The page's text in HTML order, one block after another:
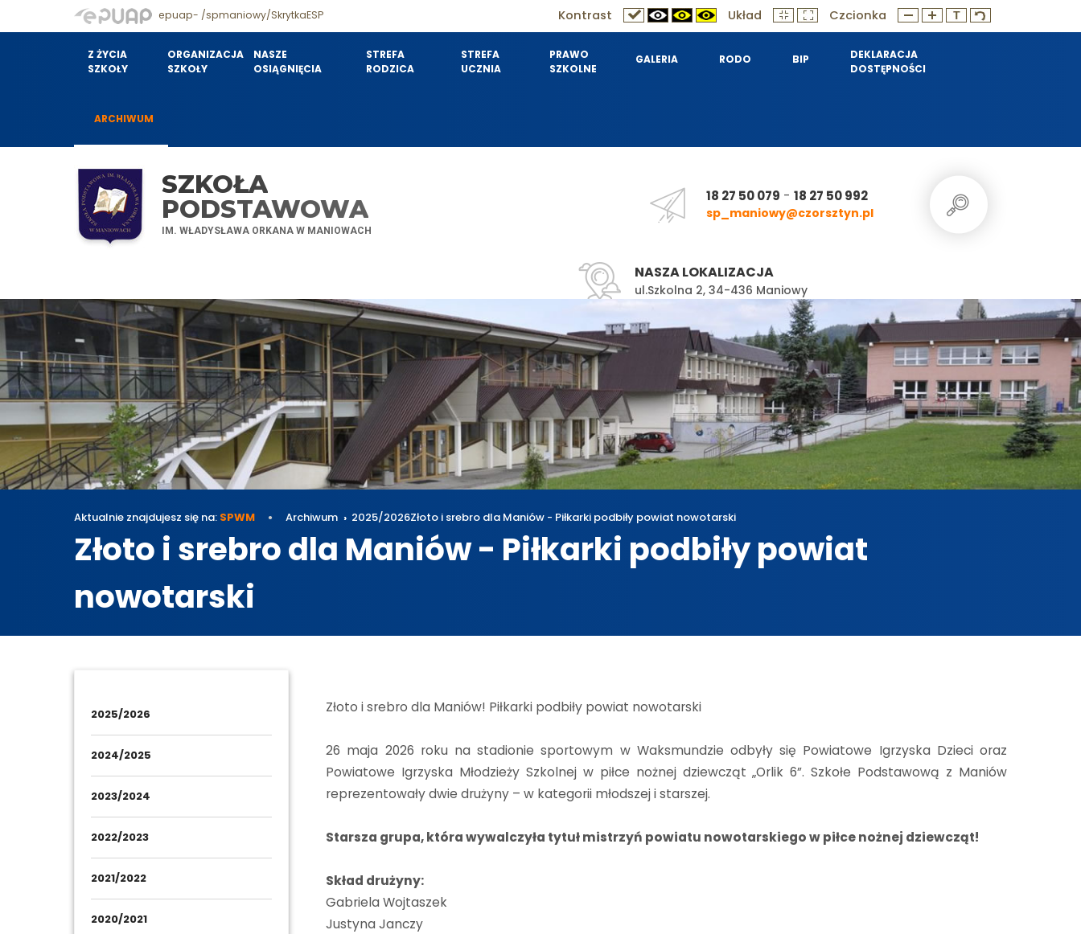
epuap- /spmaniowy/SkrytkaESP Kontrast Układ Czcionka
Z ŻYCIA
SZKOŁY
ORGANIZACJA
SZKOŁY
NASZE
OSIĄGNIĘCIA
STREFA
RODZICA
STREFA
UCZNIA
PRAWO
SZKOLNE
GALERIA RODO BIP
DEKLARACJA
DOSTĘPNOŚCI
ARCHIWUM
SZKOŁA
PODSTAWOWA
IM. WŁADYSŁAWA ORKANA W MANIOWACH
18 27 50 079 - 18 27 50 992
sp_maniowy@czorsztyn.pl
NASZA LOKALIZACJA
ul.Szkolna 2, 34-436 Maniowy
Aktualnie znajdujesz się na: SPWM Archiwum 2025/2026Złoto i srebro dla Maniów - Piłkarki podbiły powiat nowotarski
Złoto i srebro dla Maniów - Piłkarki podbiły powiat
nowotarski
2025/2026
2024/2025
2023/2024
2022/2023
2021/2022
2020/2021
Złoto i srebro dla Maniów! Piłkarki podbiły powiat nowotarski
26 maja 2026 roku na stadionie sportowym w Waksmundzie odbyły się Powiatowe Igrzyska Dzieci oraz
Powiatowe Igrzyska Młodzieży Szkolnej w piłce nożnej dziewcząt „Orlik 6”. Szkołe Podstawową z Maniów
reprezentowały dwie drużyny – w kategorii młodszej i starszej.
Starsza grupa, która wywalczyła tytuł mistrzyń powiatu nowotarskiego w piłce nożnej dziewcząt!
Skład drużyny:
Gabriela Wojtaszek
Justyna Janczy